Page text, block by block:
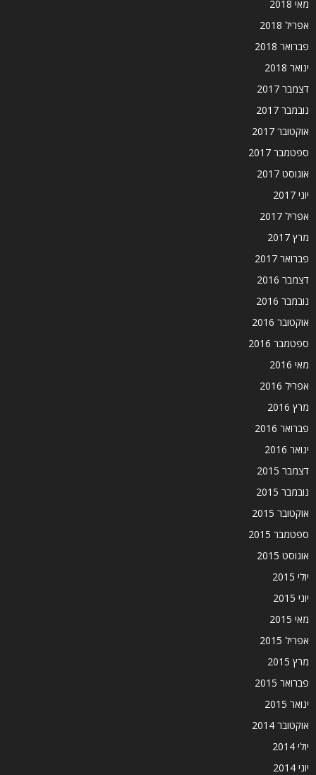
מאי 2018
אפריל 2018
פברואר 2018
ינואר 2018
דצמבר 2017
נובמבר 2017
אוקטובר 2017
ספטמבר 2017
אוגוסט 2017
יוני 2017
אפריל 2017
מרץ 2017
פברואר 2017
דצמבר 2016
נובמבר 2016
אוקטובר 2016
ספטמבר 2016
מאי 2016
אפריל 2016
מרץ 2016
פברואר 2016
ינואר 2016
דצמבר 2015
נובמבר 2015
אוקטובר 2015
ספטמבר 2015
אוגוסט 2015
יולי 2015
יוני 2015
מאי 2015
אפריל 2015
מרץ 2015
פברואר 2015
ינואר 2015
אוקטובר 2014
יולי 2014
יוני 2014